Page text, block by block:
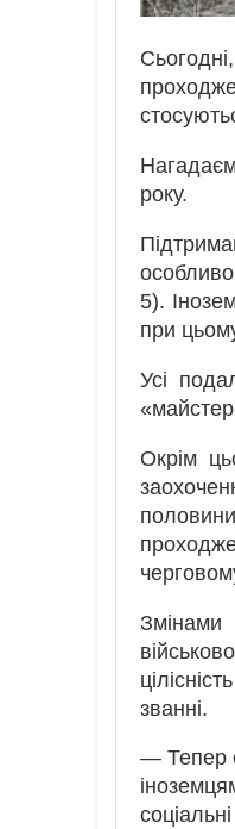
року.
5).
при
Усі
Окрім
званні.
— Тепер